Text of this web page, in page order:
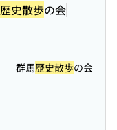
歴史散歩の会
群馬歴史散歩の会